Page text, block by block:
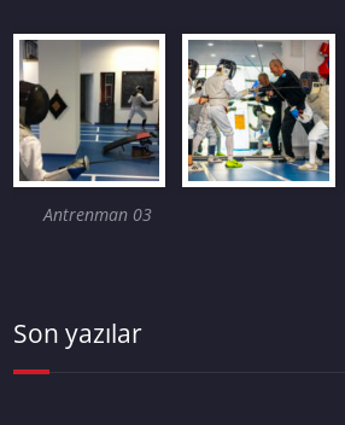
Antrenman 03
Son yazılar